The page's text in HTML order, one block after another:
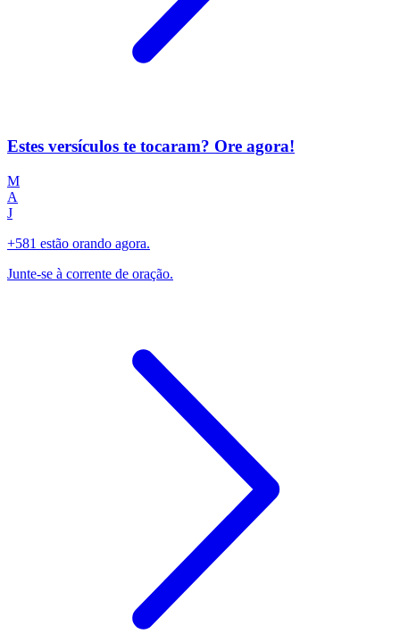
Estes versículos te tocaram? Ore agora!
M
A
J
+581 estão orando agora.
Junte-se à corrente de oração.